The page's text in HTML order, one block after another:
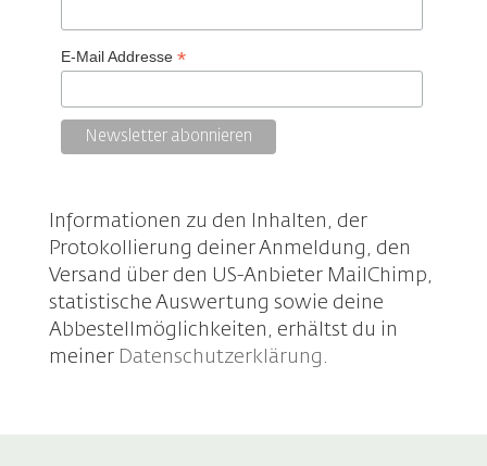
E-Mail Addresse *
Informationen zu den Inhalten, der
Protokollierung deiner Anmeldung, den
Versand über den US-Anbieter MailChimp,
statistische Auswertung sowie deine
Abbestellmöglichkeiten, erhältst du in
meiner Datenschutzerklärung .